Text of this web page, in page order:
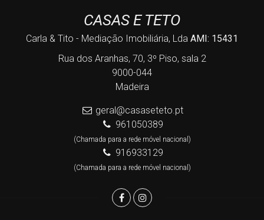
CASAS E TETO
Carla & Tito - Mediação Imobiliária, Lda AMI: 15431
Rua dos Aranhas, 70, 3º Piso, sala 2
9000-044
Madeira
geral@casaseteto.pt
961050389
(Chamada para a rede móvel nacional)
916933129
(Chamada para a rede móvel nacional)